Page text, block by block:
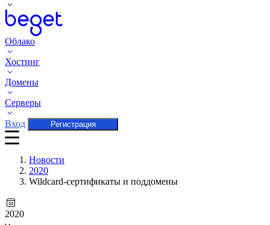
Облако
Хостинг
Домены
Серверы
Вход Регистрация
Новости
2020
Wildcard-сертификаты и поддомены
2020